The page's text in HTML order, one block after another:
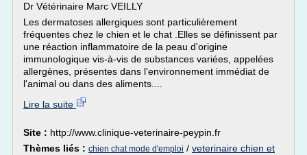
Dr Vétérinaire Marc VEILLY
Les dermatoses allergiques sont particulièrement
fréquentes chez le chien et le chat .Elles se définissent par
une réaction inflammatoire de la peau d'origine
immunologique vis-à-vis de substances variées, appelées
allergènes, présentes dans l'environnement immédiat de
l'animal ou dans des aliments....
Lire la suite
Site : http://www.clinique-veterinaire-peypin.fr
Thèmes liés : chien chat mode d'emploi / veterinaire chien et